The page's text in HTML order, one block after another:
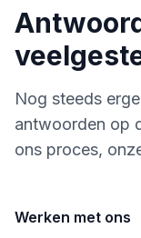
Nog steeds
antwoorden op
ons proces,
Werken met ons